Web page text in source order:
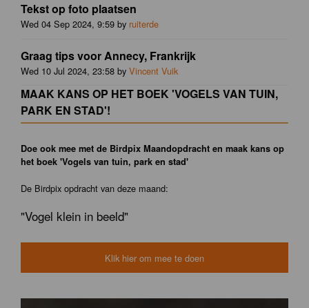
Tekst op foto plaatsen
Wed 04 Sep 2024, 9:59 by ruiterde
Graag tips voor Annecy, Frankrijk
Wed 10 Jul 2024, 23:58 by Vincent Vuik
MAAK KANS OP HET BOEK 'VOGELS VAN TUIN,
PARK EN STAD'!
Doe ook mee met de Birdpix Maandopdracht en maak kans op
het boek 'Vogels van tuin, park en stad'
De Birdpix opdracht van deze maand:
"Vogel klein in beeld"
Klik hier om mee te doen